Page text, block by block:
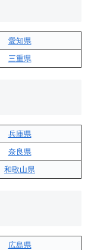
愛知県
三重県
兵庫県
奈良県
和歌山県
広島県